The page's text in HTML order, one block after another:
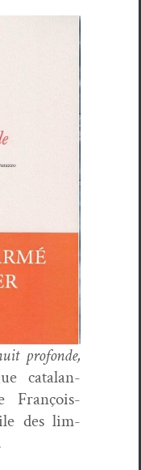
pro­fonde,
cata­lan-
François-
des lim­